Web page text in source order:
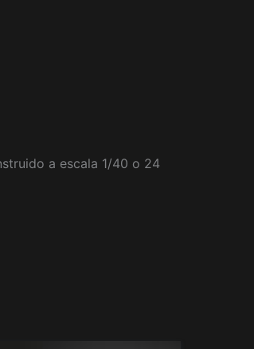
a escala 1/40 o 24